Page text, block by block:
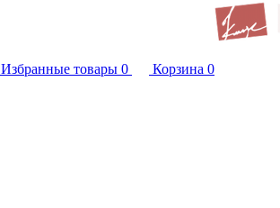
Избранные товары 0 Корзина 0